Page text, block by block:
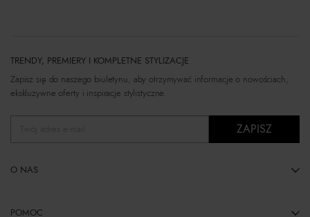
TRENDY, PREMIERY I KOMPLETNE STYLIZACJE
Zapisz się do naszego biuletynu, aby otrzymywać informacje o nowościach,
ekskluzywne oferty i inspiracje stylistyczne.
ZAPISZ
O NAS
POMOC